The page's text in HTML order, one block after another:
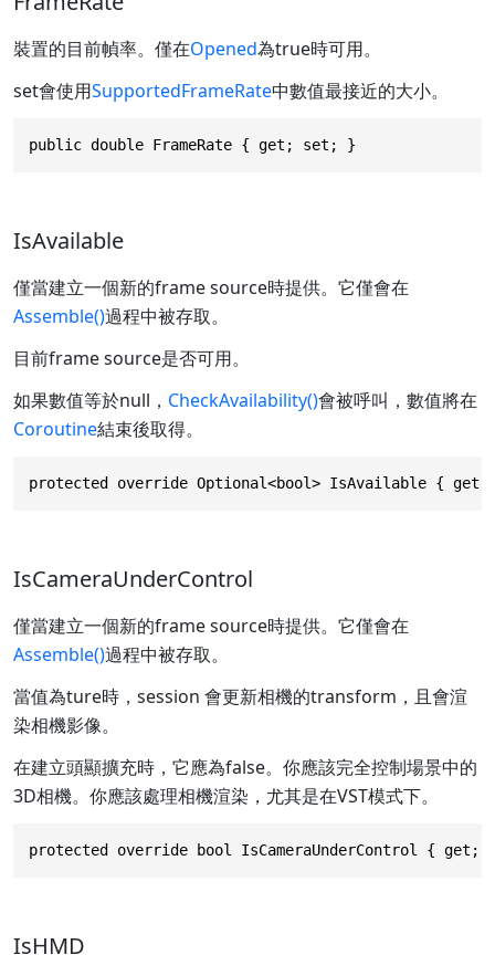
裝置的目前幀率。僅在Opened為true時可用。
set會使用SupportedFrameRate中數值最接近的大小。
public double FrameRate { get; set; }
IsAvailable
僅當建立一個新的frame source時提供。它僅會在
Assemble()過程中被存取。
目前frame source是否可用。
如果數值等於null， CheckAvailability()會被呼叫，數值將在
Coroutine結束後取得。
protected override Optional<bool> IsAvailable {
IsCameraUnderControl
僅當建立一個新的frame source時提供。它僅會在
Assemble()過程中被存取。
當值為ture時，session 會更新相機的transform，且會渲
染相機影像。
在建立頭顯擴充時，它應為false。你應該完全控制場景中的
3D相機。你應該處理相機渲染，尤其是在VST模式下。
protected override bool IsCameraUnderControl { get;
IsHMD